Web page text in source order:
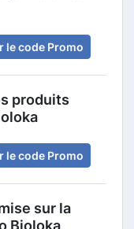
le code Promo
produits
le code Promo
sur la
Bioloka